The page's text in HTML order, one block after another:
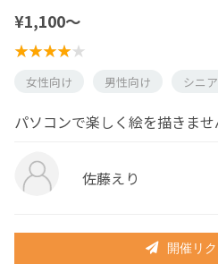
¥1,100〜
女性向け 男性向け シニ
パソコンで楽しく絵を描きませ
佐藤えり
開催リ